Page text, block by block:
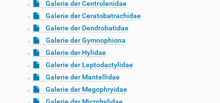
Galerie der Centrolenidae
Galerie der Ceratobatrachidae
Galerie der Dendrobatidae
Galerie der Gymnophiona
Galerie der Hylidae
Galerie der Leptodactylidae
Galerie der Mantellidae
Galerie der Megophryidae